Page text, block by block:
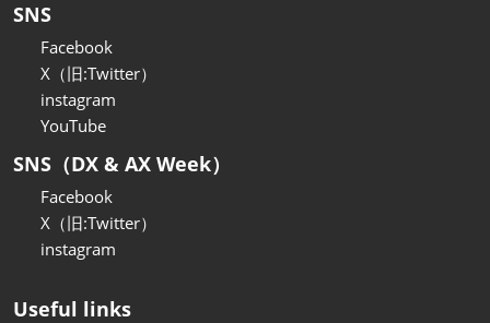
SNS
Facebook
X（旧:Twitter）
instagram
YouTube
SNS（DX & AX Week）
Facebook
X（旧:Twitter）
instagram
Useful links